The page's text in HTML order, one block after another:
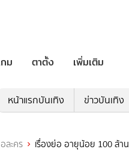
กม ตาตั้ง เพิ่มเติม
หน้าแรกบันเทิง ข่าวบันเทิง
ละคร เรื่องย่อ อายุน้อย 100 ล้าน